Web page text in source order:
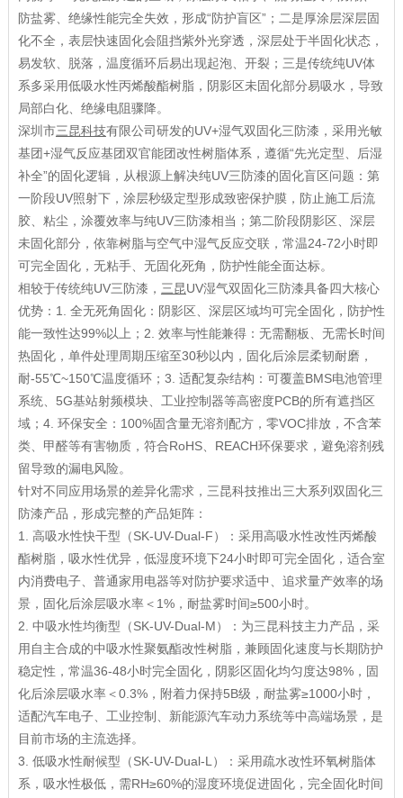
防盐雾、绝缘性能完全失效，形成“防护盲区”；二是厚涂层深层固
化不全，表层快速固化会阻挡紫外光穿透，深层处于半固化状态，
易发软、脱落，温度循环后易出现起泡、开裂；三是传统纯UV体
系多采用低吸水性丙烯酸酯树脂，阴影区未固化部分易吸水，导致
局部白化、绝缘电阻骤降。
深圳市三昆科技有限公司研发的UV+湿气双固化三防漆，采用光敏
基团+湿气反应基团双官能团改性树脂体系，遵循“先光定型、后湿
补全”的固化逻辑，从根源上解决纯UV三防漆的固化盲区问题：第
一阶段UV照射下，涂层秒级定型形成致密保护膜，防止施工后流
胶、粘尘，涂覆效率与纯UV三防漆相当；第二阶段阴影区、深层
未固化部分，依靠树脂与空气中湿气反应交联，常温24-72小时即
可完全固化，无粘手、无固化死角，防护性能全面达标。
相较于传统纯UV三防漆， 三昆UV湿气双固化三防漆具备四大核心
优势：1. 全无死角固化：阴影区、深层区域均可完全固化，防护性
能一致性达99%以上；2. 效率与性能兼得：无需翻板、无需长时间
热固化，单件处理周期压缩至30秒以内，固化后涂层柔韧耐磨，
耐-55℃~150℃温度循环；3. 适配复杂结构：可覆盖BMS电池管理
系统、5G基站射频模块、工业控制器等高密度PCB的所有遮挡区
域；4. 环保安全：100%固含量无溶剂配方，零VOC排放，不含苯
类、甲醛等有害物质，符合RoHS、REACH环保要求，避免溶剂残
留导致的漏电风险。
针对不同应用场景的差异化需求，三昆科技推出三大系列双固化三
防漆产品，形成完整的产品矩阵：
1. 高吸水性快干型（SK-UV-Dual-F）：采用高吸水性改性丙烯酸
酯树脂，吸水性优异，低湿度环境下24小时即可完全固化，适合室
内消费电子、普通家用电器等对防护要求适中、追求量产效率的场
景，固化后涂层吸水率＜1%，耐盐雾时间≥500小时。
2. 中吸水性均衡型（SK-UV-Dual-M）：为三昆科技主力产品，采
用自主合成的中吸水性聚氨酯改性树脂，兼顾固化速度与长期防护
稳定性，常温36-48小时完全固化，阴影区固化均匀度达98%，固
化后涂层吸水率＜0.3%，附着力保持5B级，耐盐雾≥1000小时，
适配汽车电子、工业控制、新能源汽车动力系统等中高端场景，是
目前市场的主流选择。
3. 低吸水性耐候型（SK-UV-Dual-L）：采用疏水改性环氧树脂体
系，吸水性极低，需RH≥60%的湿度环境促进固化，完全固化时间